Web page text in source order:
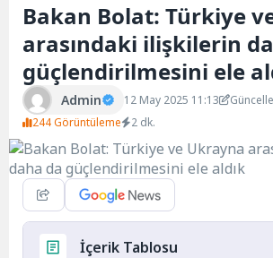
Bakan Bolat: Türkiye
arasındaki ilişkilerin
güçlendirilmesini ele
Admin 12 May 2025 11:13
244 Görüntüleme
2 dk.
İçerik Tablosu